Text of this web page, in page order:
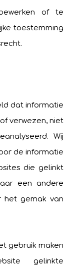
of te
toestemming
dat informatie
verwezen, niet
Wij
de informatie
die gelinkt
een andere
het gemak van
gebruik maken
gelinkte